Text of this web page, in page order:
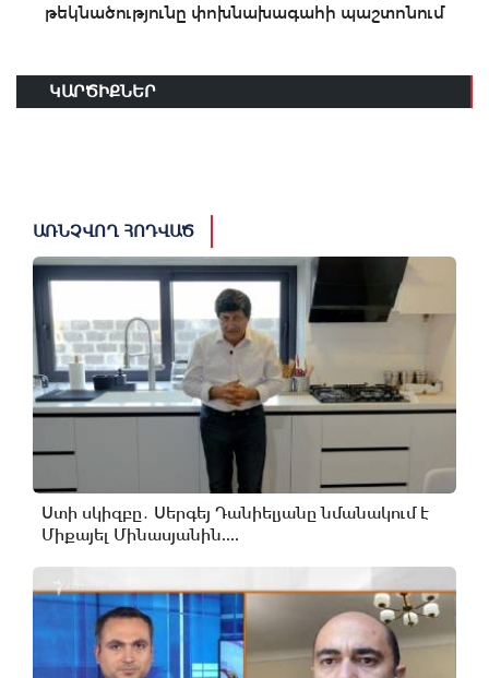
թեկնածությունը փոխնախագահի պաշտոնում
ԿԱՐԾԻՔՆԵՐ
ԱՌՆՉՎՈՂ ՀՈԴՎԱԾ
Ստի սկիզբը․ Սերգեյ Դանիելյանը նմանակում է
Միքայել Մինասյանին....